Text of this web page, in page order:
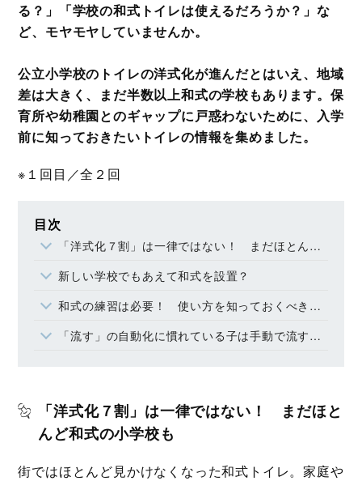
る？」「学校の和式トイレは使えるだろうか？」な
ど、モヤモヤしていませんか。
公立小学校のトイレの洋式化が進んだとはいえ、地域
差は大きく、まだ半数以上和式の学校もあります。保
育所や幼稚園とのギャップに戸惑わないために、入学
前に知っておきたいトイレの情報を集めました。
※１回目／全２回
目次
「洋式化７割」は一律ではない！ まだほとんど和式の小学校も
新しい学校でもあえて和式を設置？
和式の練習は必要！ 使い方を知っておくべき理由
「流す」の自動化に慣れている子は手動で流す練習を
「洋式化７割」は一律ではない！ まだほと
んど和式の小学校も
街ではほとんど見かけなくなった和式トイレ。家庭や